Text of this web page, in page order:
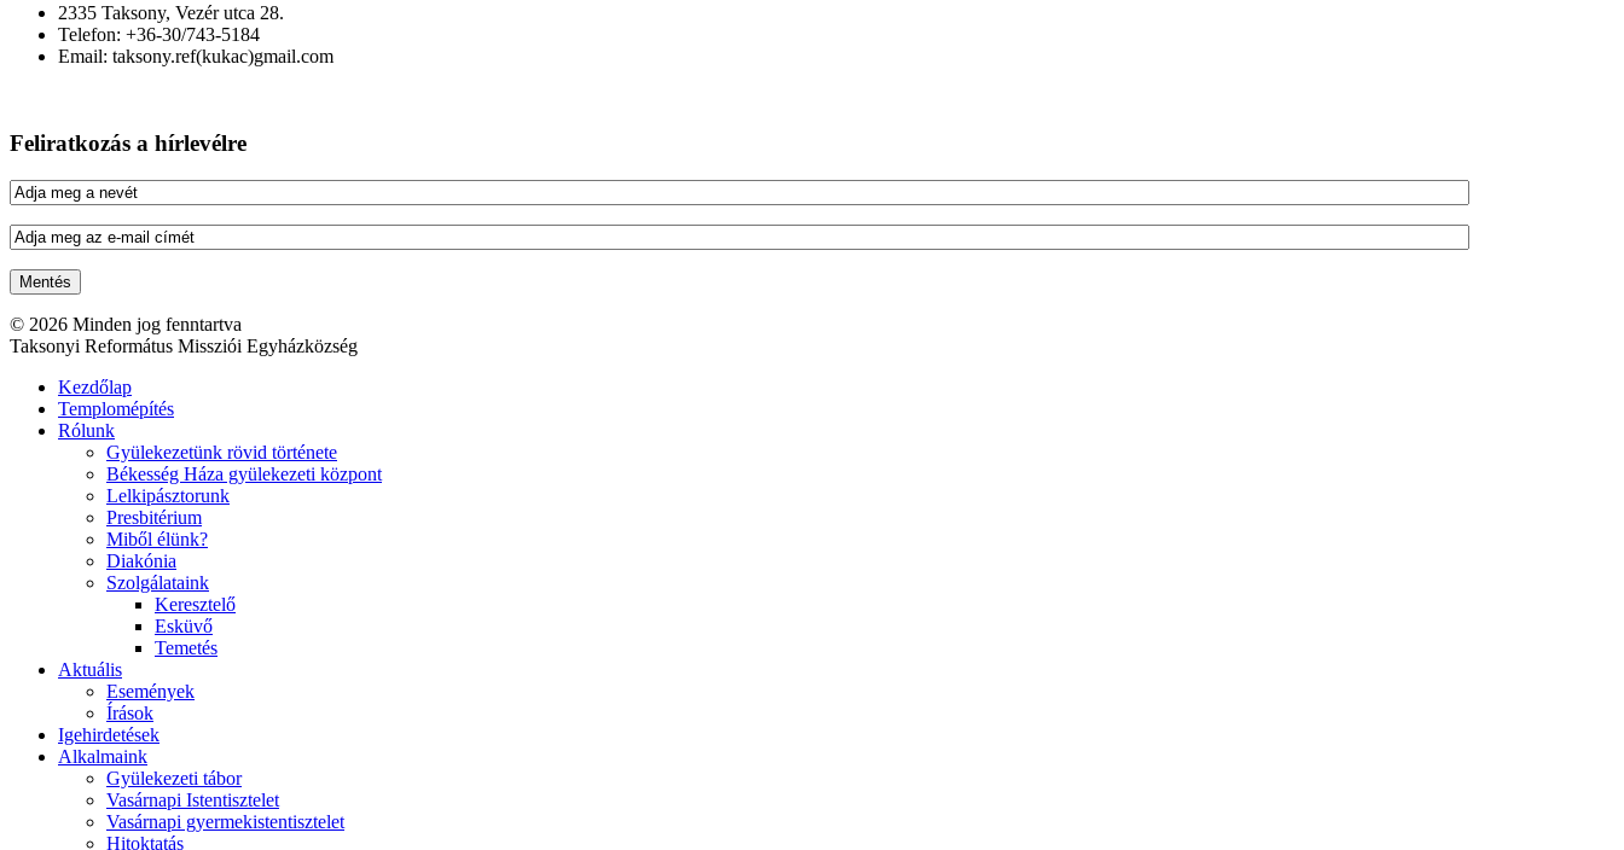
2335 Taksony, Vezér utca 28.
Telefon: +36-30/743-5184
Email: taksony.ref(kukac)gmail.com
Feliratkozás a hírlevélre
© 2026 Minden jog fenntartva
Taksonyi Református Missziói Egyházközség
Kezdőlap
Templomépítés
Rólunk
Gyülekezetünk rövid története
Békesség Háza gyülekezeti központ
Lelkipásztorunk
Presbitérium
Miből élünk?
Diakónia
Szolgálataink
Keresztelő
Esküvő
Temetés
Aktuális
Események
Írások
Igehirdetések
Alkalmaink
Gyülekezeti tábor
Vasárnapi Istentisztelet
Vasárnapi gyermekistentisztelet
Hitoktatás